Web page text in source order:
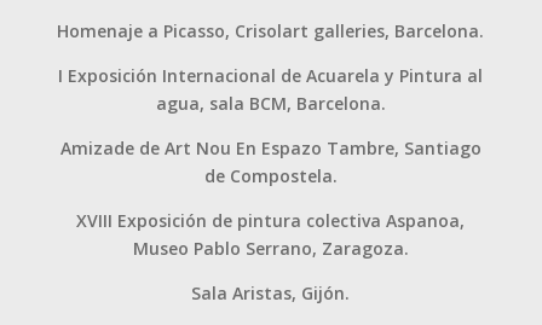
Homenaje a Picasso, Crisolart galleries, Barcelona.
I Exposición Internacional de Acuarela y Pintura al
agua, sala BCM, Barcelona.
Amizade de Art Nou En Espazo Tambre, Santiago
de Compostela.
XVIII Exposición de pintura colectiva Aspanoa,
Museo Pablo Serrano, Zaragoza.
Sala Aristas, Gijón.